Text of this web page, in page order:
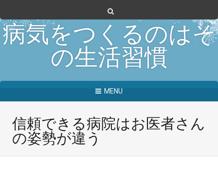
病気をつくるのはそ
の生活習慣
MENU
信頼できる病院はお医者さん
の姿勢が違う